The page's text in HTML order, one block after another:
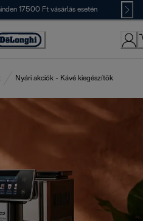
17500 Ft vásárlás esetén
Nyári akciók - Kávé kiegészítők